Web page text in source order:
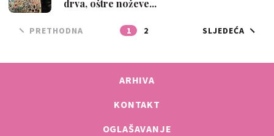
drva, oštre noževe...
PRETHODNA 1 2 SLJEDEĆA
ARHIVA
KONTAKT
OGLAŠAVANJE